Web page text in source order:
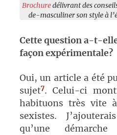
Brochuredélivrant des
de-masculiner son style à
Cette question a-t-
façon expérimentale?
Oui, un article a été
sujet7. Celui-ci
habituons très vite
sexistes.
qu’une